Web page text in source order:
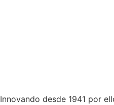
Innovando desde 1941 por